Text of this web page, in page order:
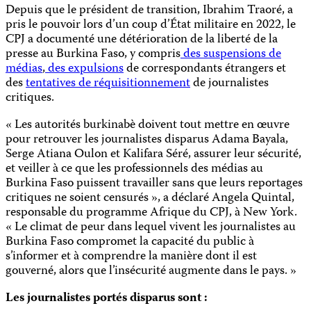
Depuis que le président de transition, Ibrahim Traoré, a
pris le pouvoir lors d’un coup d’État militaire en 2022, le
CPJ a documenté une détérioration de la liberté de la
presse au Burkina Faso, y comprisdes suspensions de
médias,des expulsionsde correspondants étrangers et
destentatives de réquisitionnementde journalistes
critiques.
« Les autorités burkinabè doivent tout mettre en œuvre
pour retrouver les journalistes disparus Adama Bayala,
Serge Atiana Oulon et Kalifara Séré, assurer leur sécurité,
et veiller à ce que les professionnels des médias au
Burkina Faso puissent travailler sans que leurs reportages
critiques ne soient censurés », a déclaré Angela Quintal,
responsable du programme Afrique du CPJ, à New York.
« Le climat de peur dans lequel vivent les journalistes au
Burkina Faso compromet la capacité du public à
s’informer et à comprendre la manière dont il est
gouverné, alors que l’insécurité augmente dans le pays. »
Les journalistes portés disparus sont :